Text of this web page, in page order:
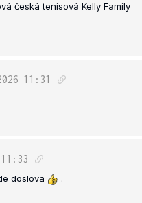
česká tenisová Kelly Family
11:31
11:33
doslova .